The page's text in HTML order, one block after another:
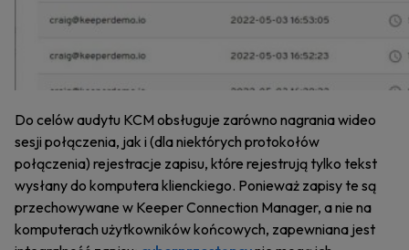
Do celów audytu KCM obsługuje zarówno nagrania wideo
sesji połączenia, jak i (dla niektórych protokołów
połączenia) rejestracje zapisu, które rejestrują tylko tekst
wysłany do komputera klienckiego. Ponieważ zapisy te są
przechowywane w Keeper Connection Manager, a nie na
komputerach użytkowników końcowych, zapewniana jest